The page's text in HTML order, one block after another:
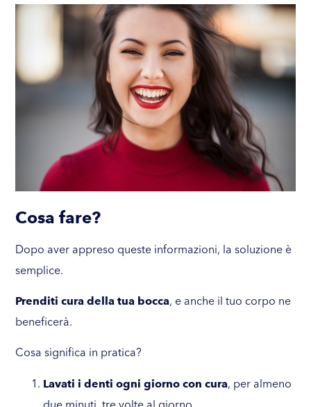
Cosa fare?
Dopo aver appreso queste informazioni, la soluzione è
semplice.
Prenditi cura della tua bocca, e anche il tuo corpo ne
beneficerà.
Cosa significa in pratica?
Lavati i denti ogni giorno con cura, per almeno
due minuti, tre volte al giorno